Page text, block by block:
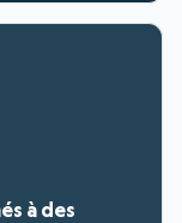
à des